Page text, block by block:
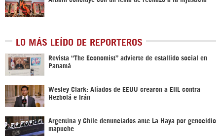
LO MÁS LEÍDO DE REPORTEROS
Revista “The Economist” advierte de estallido social en
Panamá
Wesley Clark: Aliados de EEUU crearon a EIIL contra
Hezbolá e Irán
Argentina y Chile denunciados ante La Haya por genocidio
mapuche